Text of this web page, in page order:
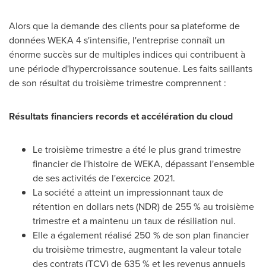
Alors que la demande des clients pour sa plateforme de
données WEKA 4 s'intensifie, l'entreprise connaît un
énorme succès sur de multiples indices qui contribuent à
une période d'hypercroissance soutenue. Les faits saillants
de son résultat du troisième trimestre comprennent :
Résultats financiers records et accélération du cloud
Le troisième trimestre a été le plus grand trimestre
financier de l'histoire de WEKA, dépassant l'ensemble
de ses activités de l'exercice 2021.
La société a atteint un impressionnant taux de
rétention en dollars nets (NDR) de 255 % au troisième
trimestre et a maintenu un taux de résiliation nul.
Elle a également réalisé 250 % de son plan financier
du troisième trimestre, augmentant la valeur totale
des contrats (TCV) de 635 % et les revenus annuels